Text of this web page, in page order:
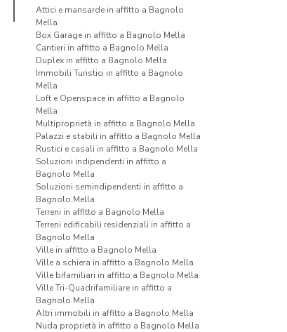
Attici e mansarde in affitto a Bagnolo
Mella
Box Garage in affitto a Bagnolo Mella
Cantieri in affitto a Bagnolo Mella
Duplex in affitto a Bagnolo Mella
Immobili Turistici in affitto a Bagnolo
Mella
Loft e Openspace in affitto a Bagnolo
Mella
Multiproprietà in affitto a Bagnolo Mella
Palazzi e stabili in affitto a Bagnolo Mella
Rustici e casali in affitto a Bagnolo Mella
Soluzioni indipendenti in affitto a
Bagnolo Mella
Soluzioni semindipendenti in affitto a
Bagnolo Mella
Terreni in affitto a Bagnolo Mella
Terreni edificabili residenziali in affitto a
Bagnolo Mella
Ville in affitto a Bagnolo Mella
Ville a schiera in affitto a Bagnolo Mella
Ville bifamiliari in affitto a Bagnolo Mella
Ville Tri-Quadrifamiliare in affitto a
Bagnolo Mella
Altri immobili in affitto a Bagnolo Mella
Nuda proprietà in affitto a Bagnolo Mella